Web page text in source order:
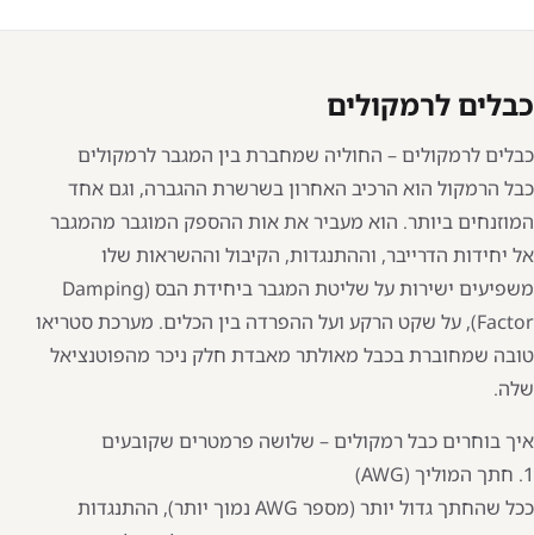
כבלים לרמקולים
כבלים לרמקולים – החוליה שמחברת בין המגבר לרמקולים
כבל הרמקול הוא הרכיב האחרון בשרשרת ההגברה, וגם אחד
המוזנחים ביותר. הוא מעביר את אות ההספק המוגבר מהמגבר
אל יחידות הדרייבר, וההתנגדות, הקיבול וההשראות שלו
משפיעים ישירות על שליטת המגבר ביחידת הבס (Damping
Factor), על שקט הרקע ועל ההפרדה בין הכלים. מערכת סטריאו
טובה שמחוברת בכבל מאולתר מאבדת חלק ניכר מהפוטנציאל
שלה.
איך בוחרים כבל רמקולים – שלושה פרמטרים שקובעים
1. חתך המוליך (AWG)
ככל שהחתך גדול יותר (מספר AWG נמוך יותר), ההתנגדות